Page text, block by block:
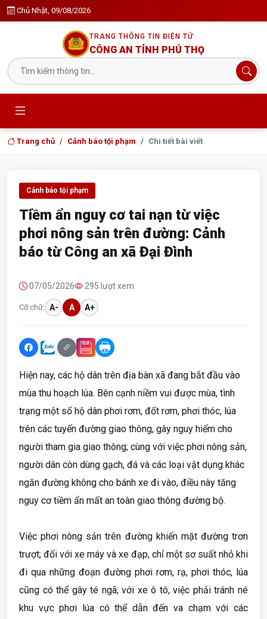
Chủ Nhật, 09/08/2026
TRANG THÔNG TIN ĐIỆN TỬ
CÔNG AN TỈNH PHÚ THỌ
Trang chủ Cảnh báo tội phạm Chi tiết bài viết
Cảnh báo tội phạm
Tiềm ẩn nguy cơ tai nạn từ việc
phơi nông sản trên đường: Cảnh
báo từ Công an xã Đại Đình
07/05/2026 295 lượt xem
Cỡ chữ: A- A A+
Hiện nay, các hộ dân trên địa bàn xã đang bắt đầu vào
mùa thu hoạch lúa. Bên cạnh niềm vui được mùa, tình
trạng một số hộ dân phơi rơm, đốt rơm, phơi thóc, lúa
trên các tuyến đường giao thông, gây nguy hiểm cho
người tham gia giao thông; cùng với việc phơi nông sản,
người dân còn dùng gạch, đá và các loại vật dụng khác
ngăn đường không cho bánh xe đi vào, điều này tăng
nguy cơ tiềm ẩn mất an toàn giao thông đường bộ.
Việc phơi nông sản trên đường khiến mặt đường trơn
trượt; đối với xe máy và xe đạp, chỉ một sơ suất nhỏ khi
đi qua những đoạn đường phơi rơm, rạ, phơi thóc, lúa
cũng có thể gây té ngã; với xe ô tô, việc phải tránh né
khu vực phơi lúa có thể dẫn đến va chạm với các